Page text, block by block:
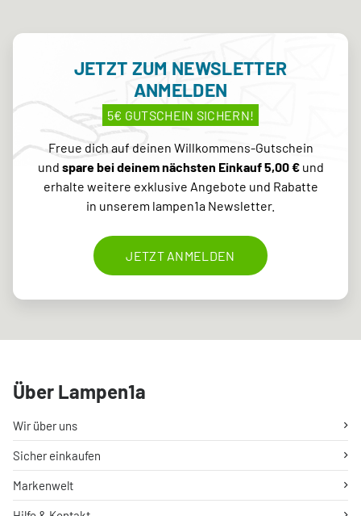
JETZT ZUM NEWSLETTER
ANMELDEN
5€ GUTSCHEIN SICHERN!
Freue dich auf deinen Willkommens-Gutschein
und spare bei deinem nächsten Einkauf 5,00 €und
erhalte weitere exklusive Angebote und Rabatte
in unserem lampen1a Newsletter.
JETZT ANMELDEN
Über Lampen1a
Wir über uns
Sicher einkaufen
Markenwelt